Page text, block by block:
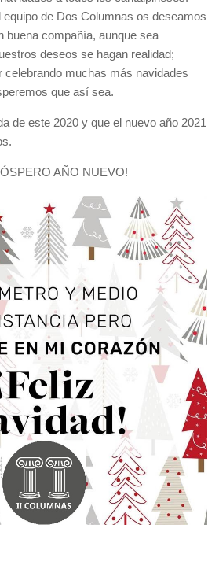
de Dos Columnas os deseamos
buena compañía, aunque sea
deseos se hagan realidad;
celebrando muchas más navidades
que así sea.
de este 2020 y que el nuevo año 2021
AÑO NUEVO!